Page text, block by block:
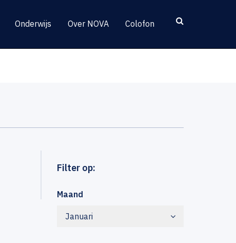
Onderwijs Over NOVA Colofon
Filter op:
Maand
Januari